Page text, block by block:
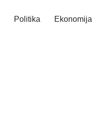
Politika Ekonomija